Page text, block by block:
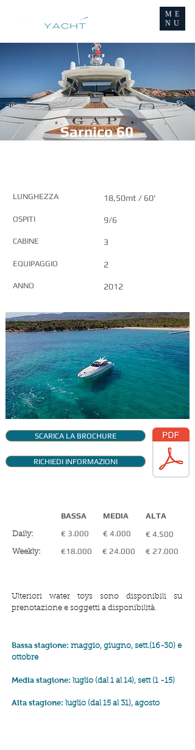
ME
NU
Sarnico 60
LUNGHEZZA 18,50mt / 60'
OSPITI 9/6
CABINE 3
EQUIPAGGIO 2
ANNO 2012
SCARICA LA BROCHURE
RICHIEDI INFORMAZIONI
BASSA
Daily: € 3.000
MEDIA
€ 4.000
ALTA
€ 4.500
Weekly: €18.000 € 24.000 € 27.000
Ulteriori water toys sono disponibili su
prenotazione e soggetti a disponibilità.
Bassa stagione: maggio, giugno, sett.(16-30) e
ottobre
Media stagione: luglio (dal 1 al 14), sett (1 -15)
Alta stagione: luglio (dal 15 al 31), agosto